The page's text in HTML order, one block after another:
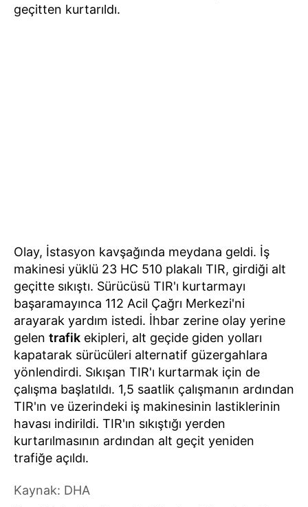
geçitten kurtarıldı.
Olay, İstasyon kavşağında meydana geldi. İş
makinesi yüklü 23 HC 510 plakalı TIR, girdiği alt
geçitte sıkıştı. Sürücüsü TIR'ı kurtarmayı
başaramayınca 112 Acil Çağrı Merkezi'ni
arayarak yardım istedi. İhbar zerine olay yerine
gelen trafik ekipleri, alt geçide giden yolları
kapatarak sürücüleri alternatif güzergahlara
yönlendirdi. Sıkışan TIR'ı kurtarmak için de
çalışma başlatıldı. 1,5 saatlik çalışmanın ardından
TIR'ın ve üzerindeki iş makinesinin lastiklerinin
havası indirildi. TIR'ın sıkıştığı yerden
kurtarılmasının ardından alt geçit yeniden
trafiğe açıldı.
Kaynak: DHA